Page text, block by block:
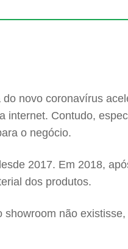
novo coronavírus
Contudo,
o negócio.
2017. Em 2018,
dos produtos.
não